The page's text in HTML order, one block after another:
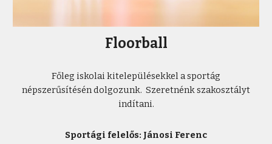
Floorball
Főleg iskolai kitelepülésekkel a sportág
népszerűsítésén dolgozunk. Szeretnénk szakosztályt
indítani.
Sportági felelős: Jánosi Ferenc